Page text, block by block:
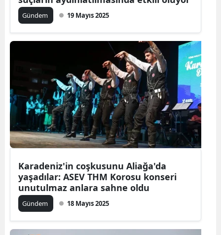
Gündem 19 Mayıs 2025
Karadeniz'in coşkusunu Aliağa'da
yaşadılar: ASEV THM Korosu konseri
unutulmaz anlara sahne oldu
Gündem 18 Mayıs 2025